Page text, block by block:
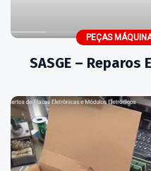
PEÇAS
SASGE – Reparos